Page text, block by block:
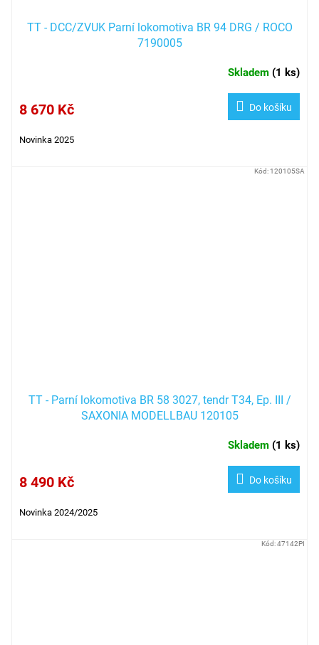
TT - DCC/ZVUK Parní lokomotiva BR 94 DRG / ROCO
7190005
Skladem (1 ks)
8 670 Kč Do košíku
Novinka 2025
TT - Parní lokomotiva BR 58 3027, tendr T34, Ep. III /
SAXONIA MODELLBAU 120105
Skladem (1 ks)
8 490 Kč Do košíku
Novinka 2024/2025
Kód: 120105SA
Kód:47142PI